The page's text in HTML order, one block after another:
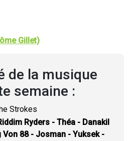
Gillet)
de la musique
semaine :
Strokes
Ryders - Théa - Danakil
Von 88 - Josman - Yuksek -